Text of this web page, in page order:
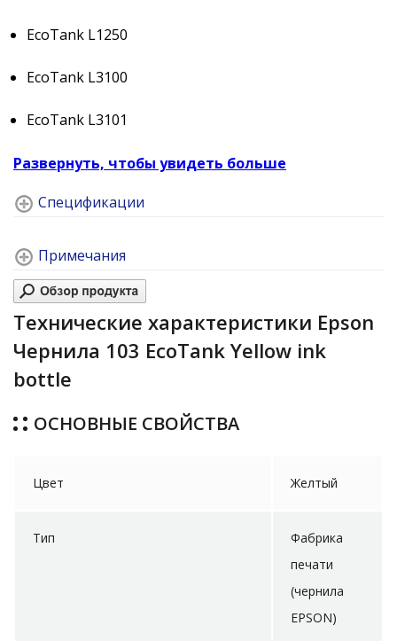
EcoTank L1250
EcoTank L3100
EcoTank L3101
Развернуть, чтобы увидеть больше
Спецификации
Примечания
Технические характеристики Epson
Чернила 103 EcoTank Yellow ink
bottle
ОСНОВНЫЕ СВОЙСТВА
Цвет Желтый
Тип
Фабрика
печати
(чернила
EPSON)